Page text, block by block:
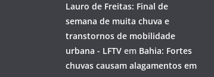
Lauro de Freitas: Final de
semana de muita chuva e
transtornos de mobilidade
urbana - LFTV em Bahia: Fortes
chuvas causam alagamentos em